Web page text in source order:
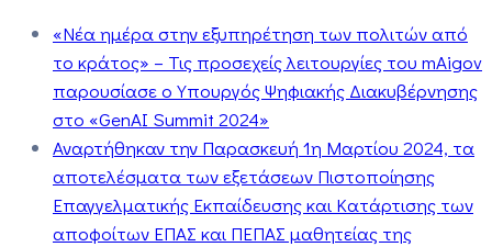
«Νέα ημέρα στην εξυπηρέτηση των πολιτών από
το κράτος» – Τις προσεχείς λειτουργίες του mAigov
παρουσίασε ο Υπουργός Ψηφιακής Διακυβέρνησης
στο «GenAI Summit 2024»
Αναρτήθηκαν την Παρασκευή 1η Μαρτίου 2024, τα
αποτελέσματα των εξετάσεων Πιστοποίησης
Επαγγελματικής Εκπαίδευσης και Κατάρτισης των
αποφοίτων ΕΠΑΣ και ΠΕΠΑΣ μαθητείας της